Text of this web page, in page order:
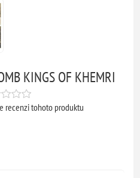
KINGS OF KHEMRI
recenzi tohoto produktu